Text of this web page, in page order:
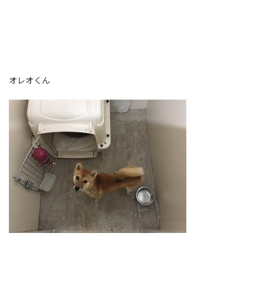
オレオくん